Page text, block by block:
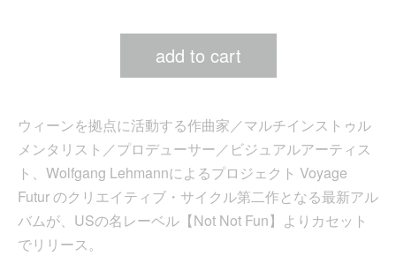
add to cart
ウィーンを拠点に活動する作曲家／マルチインストゥル
メンタリスト／プロデューサー／ビジュアルアーティス
ト、Wolfgang Lehmannによるプロジェクト Voyage
Futur のクリエイティブ・サイクル第二作となる最新アル
バムが、USの名レーベル【Not Not Fun】よりカセット
でリリース。